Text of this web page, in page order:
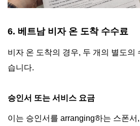
6. 베트남 비자 온 도착 수수료
비자 온 도착의 경우, 두 개의 별도의
습니다.
승인서 또는 서비스 요금
이는 승인서를 arranging하는 스폰서